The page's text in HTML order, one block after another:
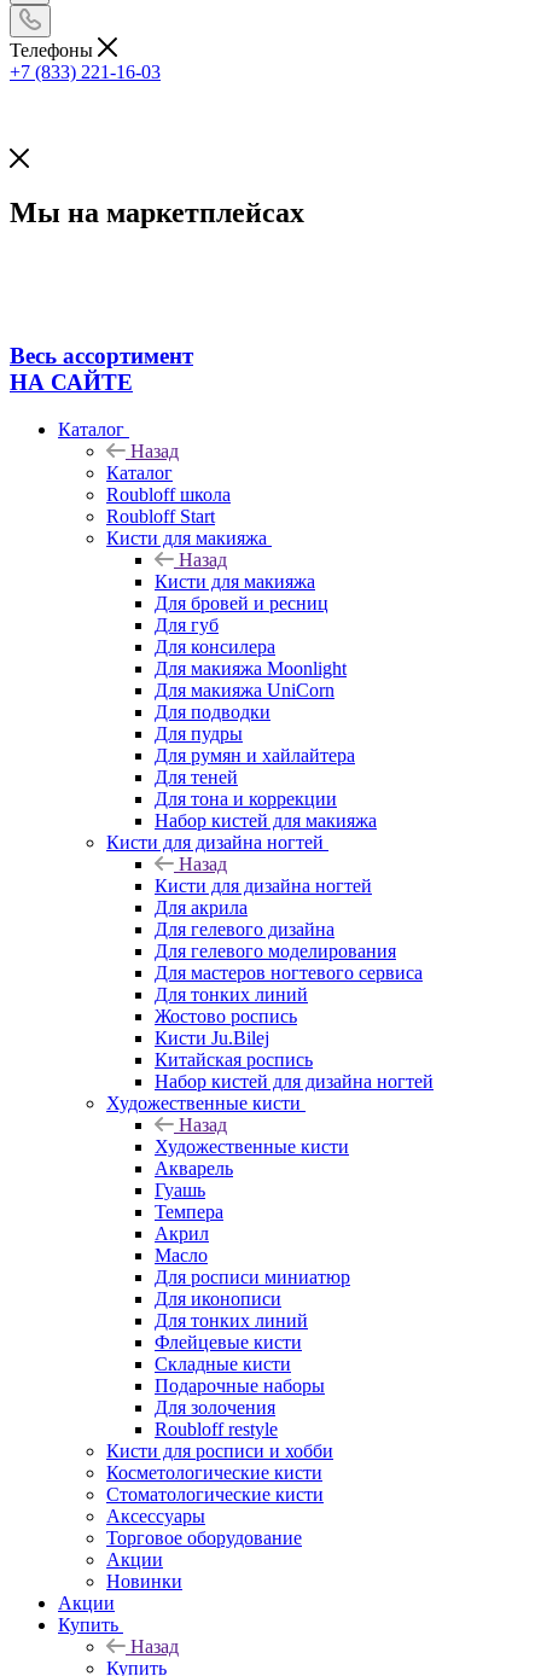
Телефоны
+7 (833) 221-16-03
Мы на маркетплейсах
Весь ассортимент
НА САЙТЕ
Каталог
Назад
Каталог
Roubloff школа
Roubloff Start
Кисти для макияжа
Назад
Кисти для макияжа
Для бровей и ресниц
Для губ
Для консилера
Для макияжа Moonlight
Для макияжа UniCorn
Для подводки
Для пудры
Для румян и хайлайтера
Для теней
Для тона и коррекции
Набор кистей для макияжа
Кисти для дизайна ногтей
Назад
Кисти для дизайна ногтей
Для акрила
Для гелевого дизайна
Для гелевого моделирования
Для мастеров ногтевого сервиса
Для тонких линий
Жостово роспись
Кисти Ju.Bilej
Китайская роспись
Набор кистей для дизайна ногтей
Художественные кисти
Назад
Художественные кисти
Акварель
Гуашь
Темпера
Акрил
Масло
Для росписи миниатюр
Для иконописи
Для тонких линий
Флейцевые кисти
Складные кисти
Подарочные наборы
Для золочения
Roubloff restyle
Кисти для росписи и хобби
Косметологические кисти
Стоматологические кисти
Аксессуары
Торговое оборудование
Акции
Новинки
Акции
Купить
Назад
Купить